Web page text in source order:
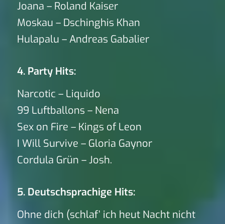
Joana – Roland Kaiser
Moskau – Dschinghis Khan
Hulapalu – Andreas Gabalier
4. Party Hits:
Narcotic – Liquido
99 Luftballons – Nena
Sex on Fire – Kings of Leon
I Will Survive – Gloria Gaynor
Cordula Grün – Josh.
5. Deutschsprachige Hits:
Ohne dich (schlaf’ ich heut Nacht nicht